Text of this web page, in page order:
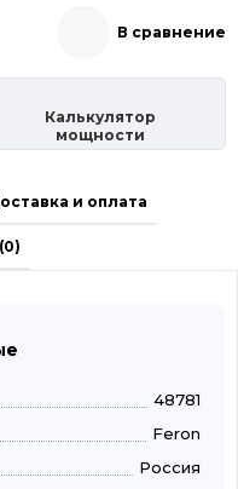
В сравнение
Калькулятор
мощности
и оплата
48781
Feron
Россия